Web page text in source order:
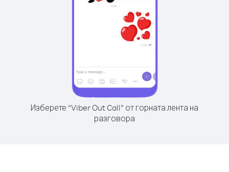
Изберете “Viber Out Call” от горната лента на
разговора